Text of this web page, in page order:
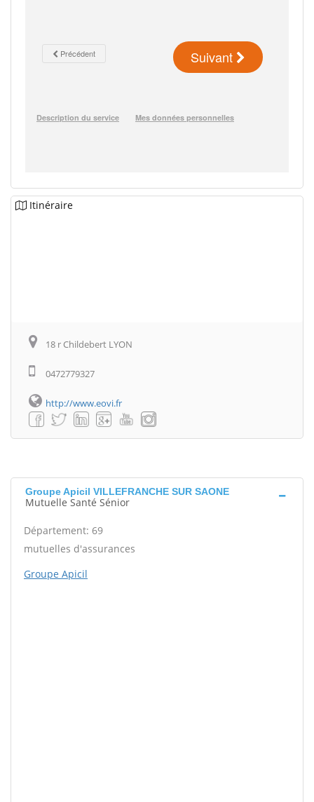
Itinéraire
18 r Childebert LYON
0472779327
http://www.eovi.fr
Groupe Apicil VILLEFRANCHE SUR SAONE
Mutuelle Santé Sénior
Département: 69
mutuelles d'assurances
Groupe Apicil